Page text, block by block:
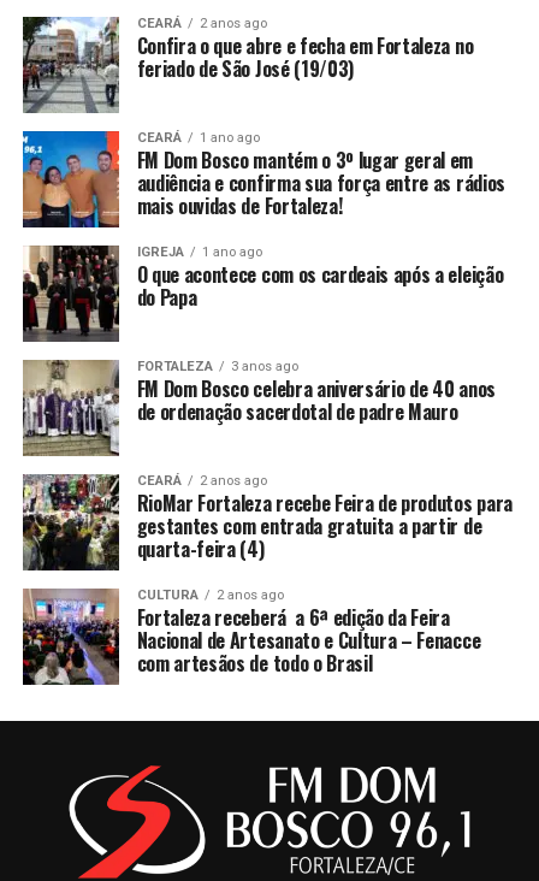
CEARÁ 2 anos ago
Confira o que abre e fecha em Fortaleza no
feriado de São José (19/03)
CEARÁ 1 ano ago
FM Dom Bosco mantém o 3º lugar geral em
audiência e confirma sua força entre as rádios
mais ouvidas de Fortaleza!
IGREJA 1 ano ago
O que acontece com os cardeais após a eleição
do Papa
FORTALEZA 3 anos ago
FM Dom Bosco celebra aniversário de 40 anos
de ordenação sacerdotal de padre Mauro
CEARÁ 2 anos ago
RioMar Fortaleza recebe Feira de produtos para
gestantes com entrada gratuita a partir de
quarta-feira (4)
CULTURA 2 anos ago
Fortaleza receberá a 6ª edição da Feira
Nacional de Artesanato e Cultura – Fenacce
com artesãos de todo o Brasil